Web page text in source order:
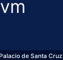
de Santa